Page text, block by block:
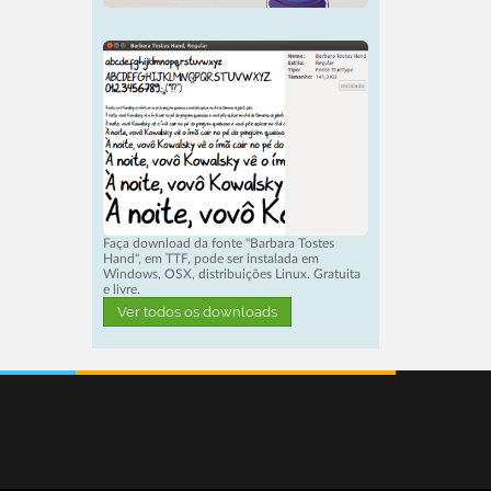
Faça download da fonte "Barbara Tostes
Hand", em TTF, pode ser instalada em
Windows, OSX, distribuições Linux. Gratuita
e livre.
Ver todos os downloads